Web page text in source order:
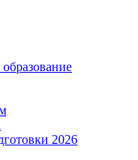
2026